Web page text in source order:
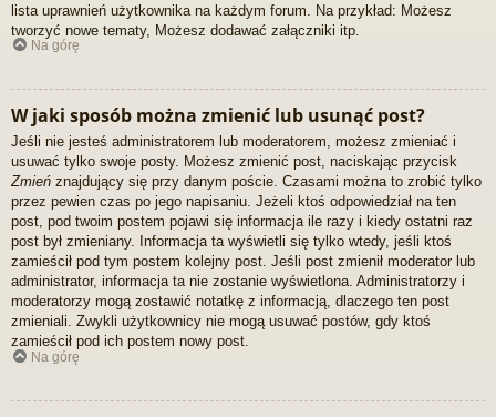
lista uprawnień użytkownika na każdym forum. Na przykład: Możesz
tworzyć nowe tematy, Możesz dodawać załączniki itp.
Na górę
W jaki sposób można zmienić lub usunąć post?
Jeśli nie jesteś administratorem lub moderatorem, możesz zmieniać i
usuwać tylko swoje posty. Możesz zmienić post, naciskając przycisk
Zmień znajdujący się przy danym poście. Czasami można to zrobić tylko
przez pewien czas po jego napisaniu. Jeżeli ktoś odpowiedział na ten
post, pod twoim postem pojawi się informacja ile razy i kiedy ostatni raz
post był zmieniany. Informacja ta wyświetli się tylko wtedy, jeśli ktoś
zamieścił pod tym postem kolejny post. Jeśli post zmienił moderator lub
administrator, informacja ta nie zostanie wyświetlona. Administratorzy i
moderatorzy mogą zostawić notatkę z informacją, dlaczego ten post
zmieniali. Zwykli użytkownicy nie mogą usuwać postów, gdy ktoś
zamieścił pod ich postem nowy post.
Na górę